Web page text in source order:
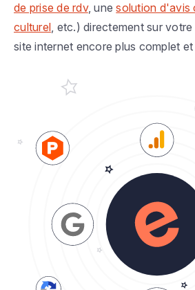
de prise de rdv, unesolution d'avis
culturel, etc.) directement sur
site internet encore plus complet